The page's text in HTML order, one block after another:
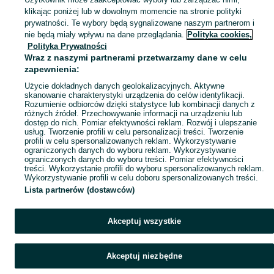
Mapa kategorii
Mapa miejscowości
Mapa ministron
Popularne wyszukiwania
klikając poniżej lub w dowolnym momencie na stronie polityki
prywatności. Te wybory będą sygnalizowane naszym partnerom i
nie będą miały wpływu na dane przeglądania. Polityka cookies,
Polityka Prywatności
Wraz z naszymi partnerami przetwarzamy dane w celu
zapewnienia:
Użycie dokładnych danych geolokalizacyjnych. Aktywne
skanowanie charakterystyki urządzenia do celów identyfikacji.
Rozumienie odbiorców dzięki statystyce lub kombinacji danych z
różnych źródeł. Przechowywanie informacji na urządzeniu lub
dostęp do nich. Pomiar efektywności reklam. Rozwój i ulepszanie
usług. Tworzenie profili w celu personalizacji treści. Tworzenie
profili w celu spersonalizowanych reklam. Wykorzystywanie
ograniczonych danych do wyboru reklam. Wykorzystywanie
ograniczonych danych do wyboru treści. Pomiar efektywności
treści. Wykorzystanie profili do wyboru spersonalizowanych reklam.
Wykorzystywanie profili w celu doboru spersonalizowanych treści.
Lista partnerów (dostawców)
Akceptuj wszystkie
Akceptuj niezbędne